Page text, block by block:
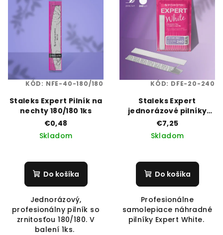
u
k
o
p
r
o
d
uStaleks Expert Pilník na
nechty 180/180 1ks
€0,48
Skladom
Do košíka
Jednorázový,
profesionálny pilník so
zrnitosťou 180/180. V
balení 1ks.
KÓD: NFE-40-180/180
Staleks Expert
jednorázové pilníky
30ks - zrnitosť 240
€7,25
Skladom
Do košíka
Profesionálne
samolepiace náhradné
pilníky Expert White.
KÓD: DFE-20-240